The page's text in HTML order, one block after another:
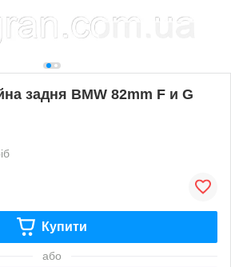
задня BMW 82mm F и G
Купити
або